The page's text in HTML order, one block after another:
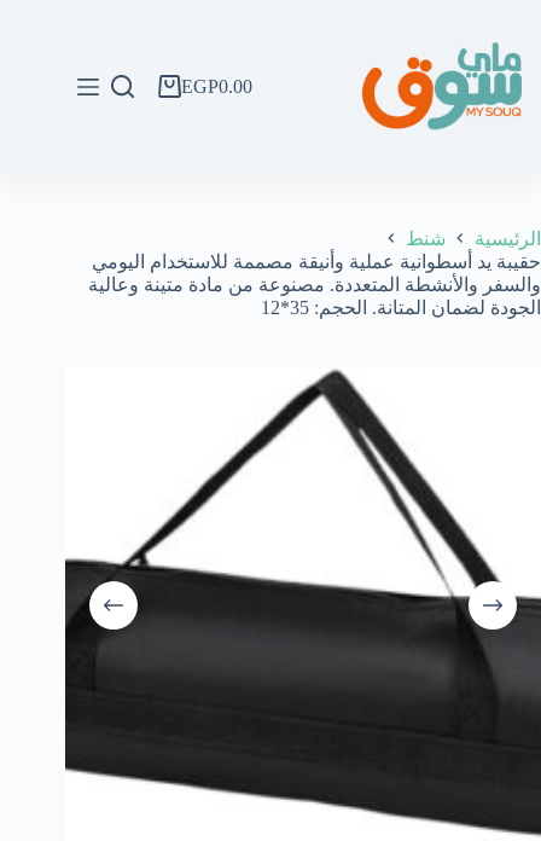
المحتوى
عربةEGP0.00
الرئيسية
شنط
حقيبة يد أسطوانية عملية وأنيقة مصممة للاستخدام اليومي
والسفر والأنشطة المتعددة. مصنوعة من مادة متينة وعالية
الجودة لضمان المتانة. الحجم: 35*12